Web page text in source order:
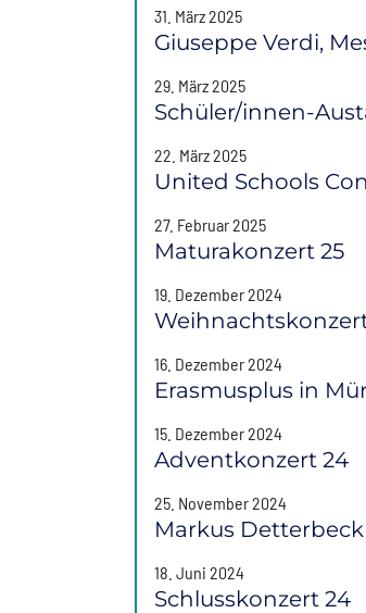
31. März 2025
Giuseppe Verdi,
29. März 2025
Schüler/innen-
22. März 2025
United Schools
27. Februar 2025
Maturakonzert 25
19. Dezember 2024
16. Dezember 2024
Erasmusplus in
15. Dezember 2024
Adventkonzert 24
25. November 2024
Markus
18. Juni 2024
Schlusskonzert 24